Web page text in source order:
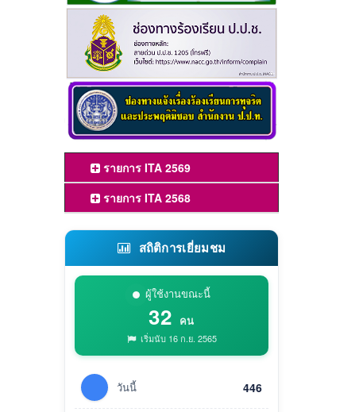
รายการ ITA 2569
รายการ ITA 2568
สถิติการเยี่ยมชม
ผู้ใช้งานขณะนี้
32 คน
เริ่มนับ 16 ก.ย. 2565
วันนี้ 446